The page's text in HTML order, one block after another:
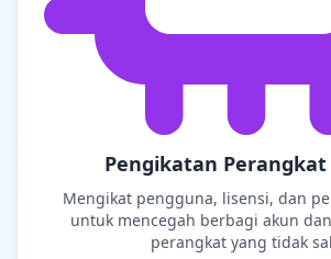
Pengikatan Perangkat
Mengikat pengguna, lisensi, dan
untuk mencegah berbagi akun
perangkat yang tidak